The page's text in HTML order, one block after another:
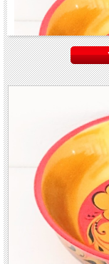
ホフロマ塗り 金色の花
内側は
赤＆金色ベースで
赤ベース で、やはり金
最高級ホフロマである、
ステッカーが貼付されて
ホフロマ模様がとても華